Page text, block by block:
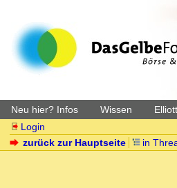
Neu hier? Infos Wissen
Login
zurück zur Hauptseite
in